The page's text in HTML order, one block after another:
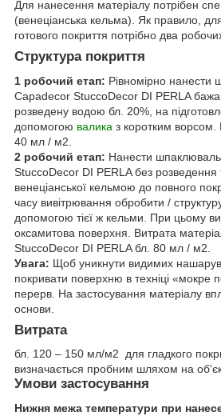
Для нанесення матеріалу потрібен
(венеціанська кельма). Як правило,
готового покриття потрібно два
Структура покриття
1 робочий етап: Рівномірно нанести
Capadecor StuccoDecor DI PERLA
розведену водою бл. 20%, на
допомогою валика з коротким ворсом.
40 мл / м2.
2 робочий етап: Нанести
StuccoDecor DI PERLA без розведення
венеціанської кельмою до повного
часу вивітрювання обробити /
допомогою тієї ж кельми. При цьому
оксамитова поверхня. Витрата
StuccoDecor DI PERLA бл. 80 мл / м2.
Увага: Щоб уникнути видимих
покривати поверхню в техніці «мокре
перерв. На застосування матеріалу
основи.
Витрата
бл. 120 – 150 мл/м2 для гладкого
визначається пробним шляхом на
Умови застосування
Нижня межа температури при